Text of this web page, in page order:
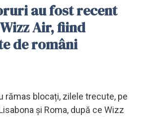
au fost recent
Air, fiind
de români
rămas blocați, zilele trecute, pe
și Roma, după ce Wizz